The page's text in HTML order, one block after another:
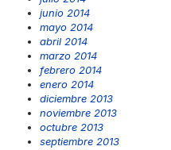
junio 2014
mayo 2014
abril 2014
marzo 2014
febrero 2014
enero 2014
diciembre 2013
noviembre 2013
octubre 2013
septiembre 2013